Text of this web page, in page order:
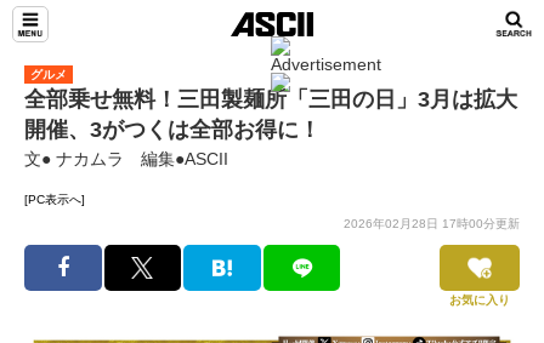
グルメ
全部乗せ無料！三田製麺所「三田の日」3月は拡大
開催、3がつくは全部お得に！
文● ナカムラ 編集●ASCII
[PC表示へ]
2026年02月28日 17時00分更新
お気に入り